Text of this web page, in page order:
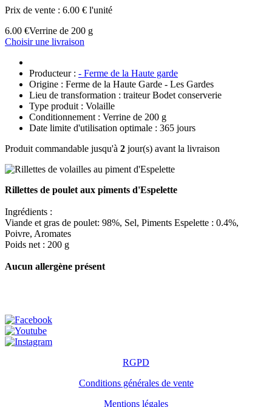
Prix de vente : 6.00 € l'unité
6.00 €Verrine de 200 g
Choisir une livraison
Producteur : - Ferme de la Haute garde
Origine : Ferme de la Haute Garde - Les Gardes
Lieu de transformation : traiteur Bodet conserverie
Type produit : Volaille
Conditionnement : Verrine de 200 g
Date limite d'utilisation optimale : 365 jours
Produit commandable jusqu'à 2 jour(s) avant la livraison
Rillettes de poulet aux piments d'Espelette
Ingrédients :
Viande et gras de poulet: 98%, Sel, Piments Espelette : 0.4%,
Poivre, Aromates
Poids net : 200 g
Aucun allergène présent
RGPD
Conditions générales de vente
Mentions légales